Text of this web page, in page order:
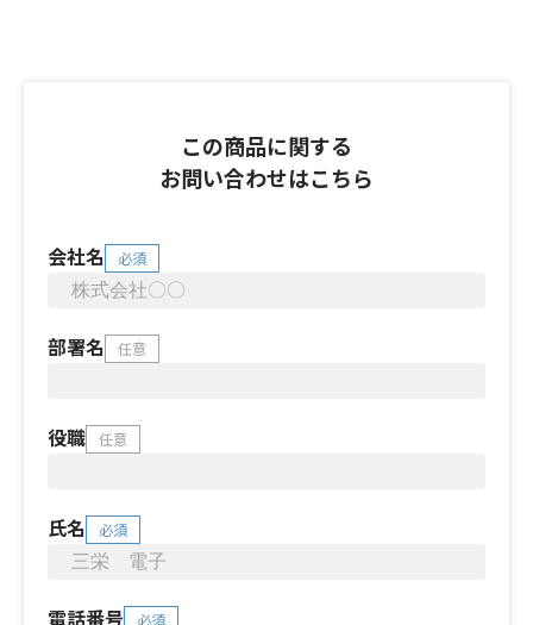
この商品に関する
お問い合わせはこちら
会社名 必須
部署名 任意
役職 任意
氏名 必須
電話番号 必須